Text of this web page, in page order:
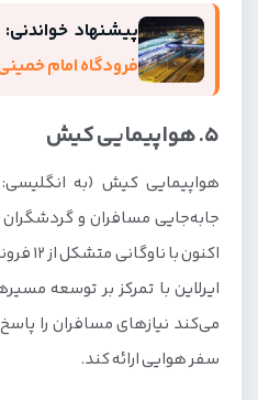
پیشنهاد خواندنی:
فرودگاه امام
5. هواپیمایی کیش
جابه‌جایی مسافران و
اکنون
ایرلاین با تمرکز بر توسعه
می‌کند نیازهای مسافران را
سفر هوایی ارائه کند.